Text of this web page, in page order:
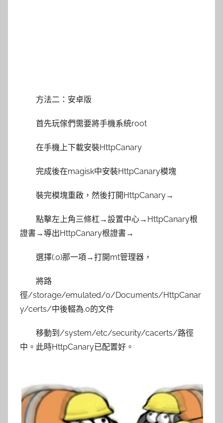
方法二：安卓版
首先玩傢們需要將手機系統root
在手機上下載安裝HttpCanary
完成後在magisk中安裝HttpCanary模塊
裝完模塊重啟，然後打開HttpCanary→
點擊左上角三條杠→設置中心→HttpCanary根
證書→導出HttpCanary根證書→
選擇(.0)那一項→打開mt管理器，
將路
徑/storage/emulated/0/Documents/HttpCanar
y/certs/中後輟為.0的文件
移動到/system/etc/security/cacerts/路徑
中。此時HttpCanary已配置好。